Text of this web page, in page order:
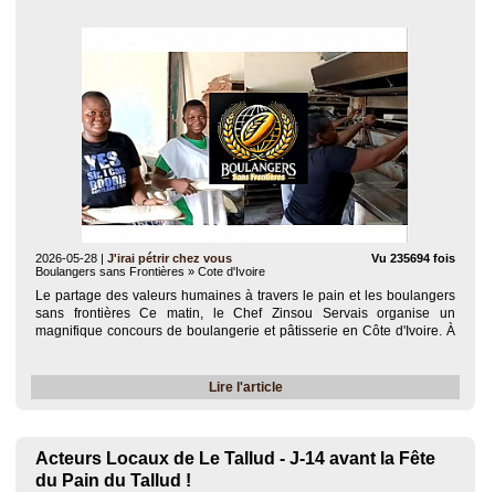
2026-05-28 J'irai pétrir chez vous
Vu 235694 fois
Boulangers sans Frontières » Cote d'Ivoire
Le partage des valeurs humaines à travers le pain et les boulangers
sans frontières Ce matin, le Chef Zinsou Servais organise un
magnifique concours de boulangerie et pâtisserie en Côte d'Ivoire. À
Lire l'article
Acteurs Locaux de Le Tallud - J-14 avant la Fête
du Pain du Tallud !